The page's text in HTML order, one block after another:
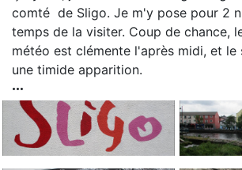
comté de Sligo. Je m'y pose pour 2
temps de la visiter. Coup de chance,
météo est clémente l'après midi, et le
une timide apparition.